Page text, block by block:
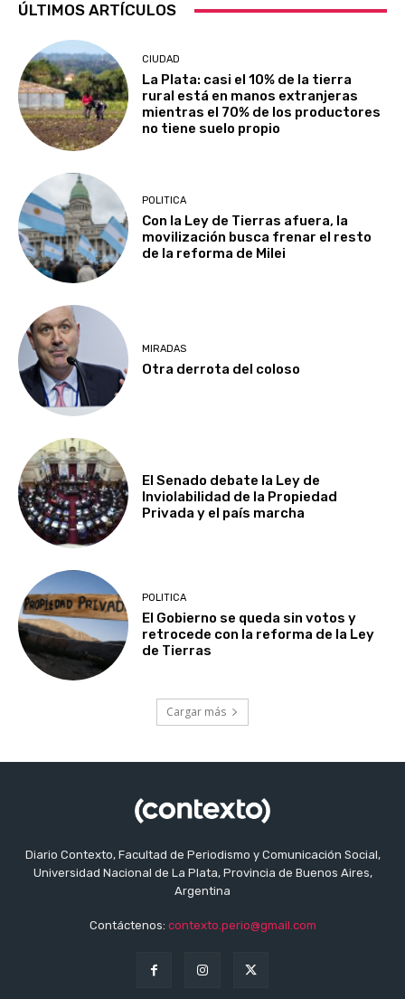
ÚLTIMOS ARTÍCULOS
CIUDAD
La Plata: casi el 10% de la tierra
rural está en manos extranjeras
mientras el 70% de los productores
no tiene suelo propio
POLITICA
Con la Ley de Tierras afuera, la
movilización busca frenar el resto
de la reforma de Milei
MIRADAS
Otra derrota del coloso
El Senado debate la Ley de
Inviolabilidad de la Propiedad
Privada y el país marcha
POLITICA
El Gobierno se queda sin votos y
retrocede con la reforma de la Ley
de Tierras
Cargar más
Diario Contexto, Facultad de Periodismo y Comunicación Social,
Universidad Nacional de La Plata, Provincia de Buenos Aires,
Argentina
Contáctenos: contexto.perio@gmail.com